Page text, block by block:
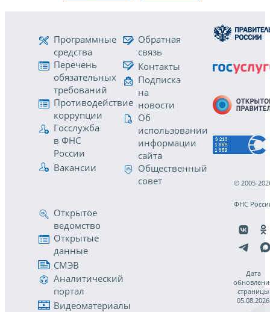
Программные
средства
Перечень
обязательных
требований
Противодействие
коррупции
Госслужба
в ФНС
России
Вакансии
Обратная
связь
Контакты
Подписка
на
новости
Об
использовании
информации
сайта
Общественный
совет
Открытое
ведомство
Открытые
данные
СМЭВ
Аналитический
портал
Видеоматериалы
© 2005-
ФНС
Дата
страницы
05.08.2026